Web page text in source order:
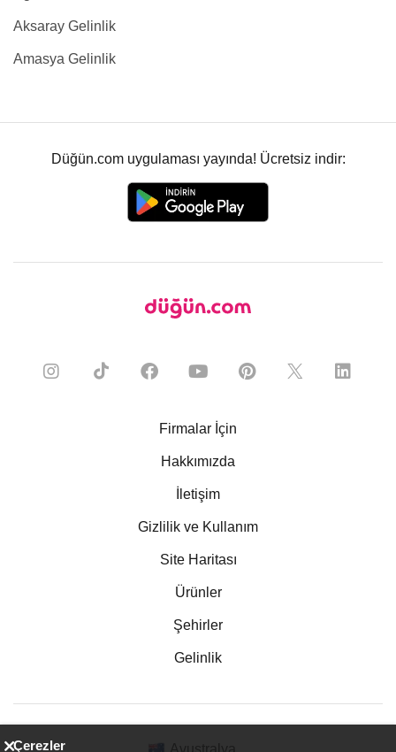
Aksaray Gelinlik
Amasya Gelinlik
Düğün.com uygulaması yayında! Ücretsiz indir:
Firmalar İçin
Hakkımızda
İletişim
Gizlilik ve Kullanım
Site Haritası
Ürünler
Şehirler
Gelinlik
Çerezler